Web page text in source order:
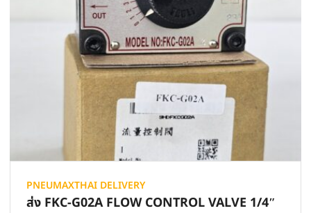
PNEUMAXTHAI DELIVERY
ส่ง FKC-G02A FLOW CONTROL VALVE 1/4″